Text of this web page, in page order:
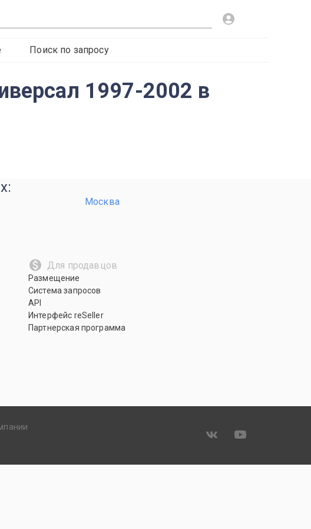
Поиск по запросу
1997-2002 в
Москва
Для продавцов
Размещение
Система запросов
API
Интерфейс reSeller
Партнерская программа